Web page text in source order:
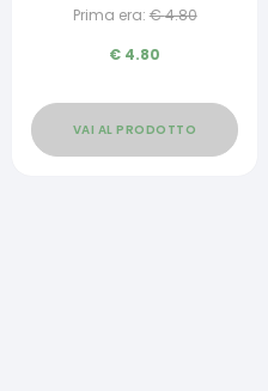
Prima era: €4.80
€ 4.80
VAI AL PRODOTTO